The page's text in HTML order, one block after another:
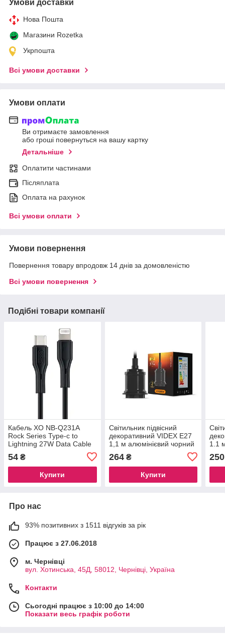
Умови доставки
Нова Пошта
Магазини Rozetka
Укрпошта
Всі умови доставки
Умови оплати
Ви отримаєте замовлення
або гроші повернуться на вашу картку
Детальніше
Оплатити частинами
Післяплата
Оплата на рахунок
Всі умови оплати
Умови повернення
Повернення товару впродовж 14 днів за домовленістю
Всі умови повернення
Подібні товари компанії
Кабель XO NB-Q231A
Rock Series Type-c to
Lightning 27W Data Cable
54 ₴
Купити
Світильник підвісний
декоративний VIDEX Е27
1,1 м алюмінієвий чорний
264₴
Купити
1.1
250
Про нас
93% позитивних з 1511 відгуків за рік
Працює з 27.06.2018
м. Чернівці
вул. Хотинська, 45Д, 58012, Чернівці, Україна
Контакти
Сьогодні працює з 10:00 до 14:00
Показати весь графік роботи